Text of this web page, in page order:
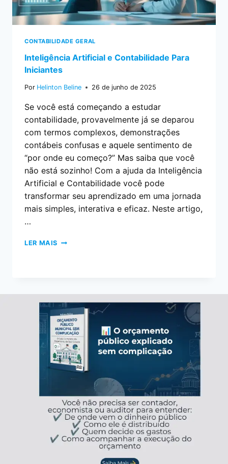
CONTABILIDADE GERAL
Inteligência Artificial e Contabilidade Para
Iniciantes
Por Helinton Beline 26 de junho de 2025
Se você está começando a estudar
contabilidade, provavelmente já se deparou
com termos complexos, demonstrações
contábeis confusas e aquele sentimento de
“por onde eu começo?” Mas saiba que você
não está sozinho! Com a ajuda da Inteligência
Artificial e Contabilidade você pode
transformar seu aprendizado em uma jornada
mais simples, interativa e eficaz. Neste artigo,
…
LER MAIS